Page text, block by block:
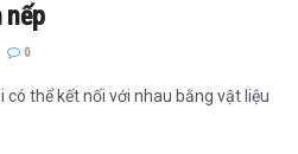
nếp
0
có thể kết nối với nhau bằng vật liệu